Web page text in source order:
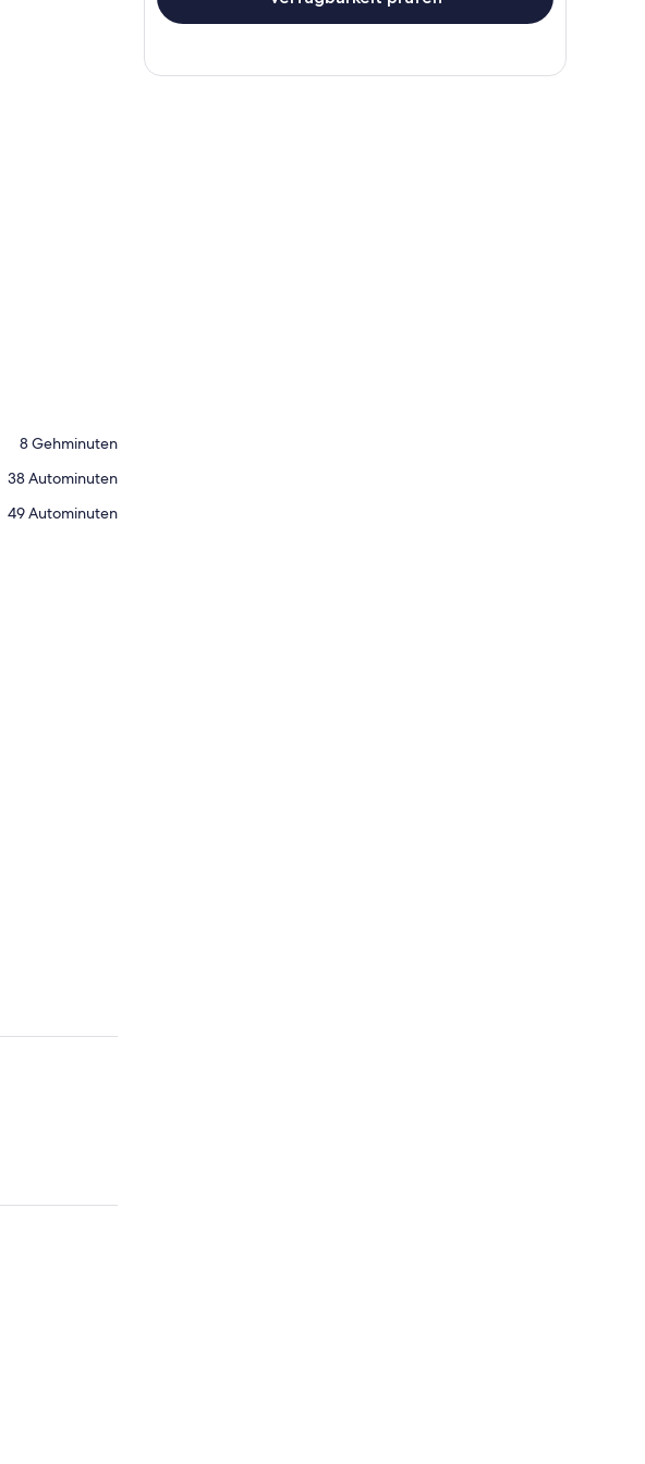
‪8 Gehminuten‬
‪38 Autominuten‬
‪49 Autominuten‬